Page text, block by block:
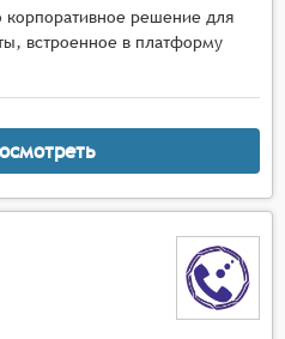
корпоративное решение для
встроенное в платформу